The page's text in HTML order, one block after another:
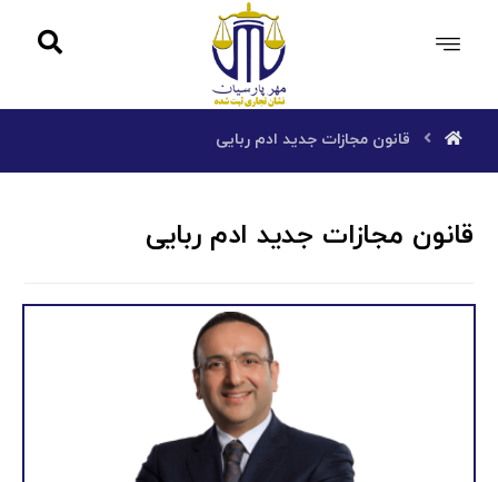
قانون مجازات جدید ادم ربایی
قانون مجازات جدید ادم ربایی